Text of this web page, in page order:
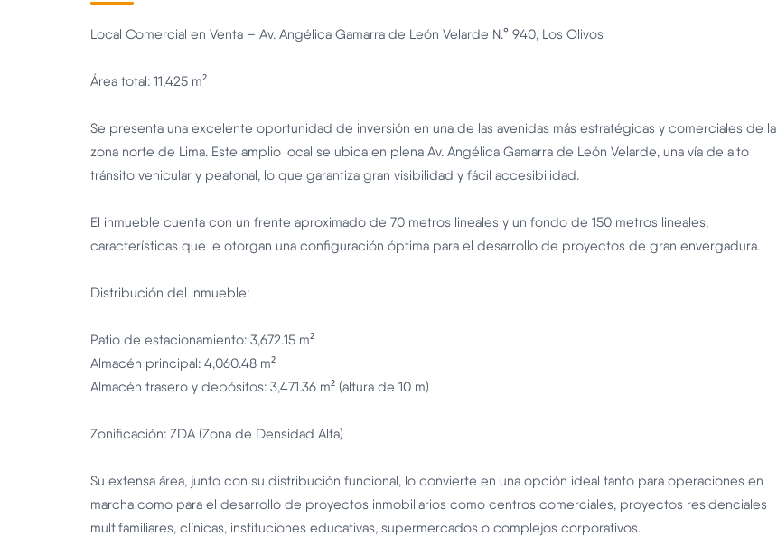
Local Comercial en Venta – Av. Angélica Gamarra de León Velarde N.° 940, Los Olivos
Área total: 11,425 m²
Se presenta una excelente oportunidad de inversión en una de las avenidas más estratégicas y comerciales de la
zona norte de Lima. Este amplio local se ubica en plena Av. Angélica Gamarra de León Velarde, una vía de alto
tránsito vehicular y peatonal, lo que garantiza gran visibilidad y fácil accesibilidad.
El inmueble cuenta con un frente aproximado de 70 metros lineales y un fondo de 150 metros lineales,
características que le otorgan una configuración óptima para el desarrollo de proyectos de gran envergadura.
Distribución del inmueble:
Patio de estacionamiento: 3,672.15 m²
Almacén principal: 4,060.48 m²
Almacén trasero y depósitos: 3,471.36 m² (altura de 10 m)
Zonificación: ZDA (Zona de Densidad Alta)
Su extensa área, junto con su distribución funcional, lo convierte en una opción ideal tanto para operaciones en
marcha como para el desarrollo de proyectos inmobiliarios como centros comerciales, proyectos residenciales
multifamiliares, clínicas, instituciones educativas, supermercados o complejos corporativos.